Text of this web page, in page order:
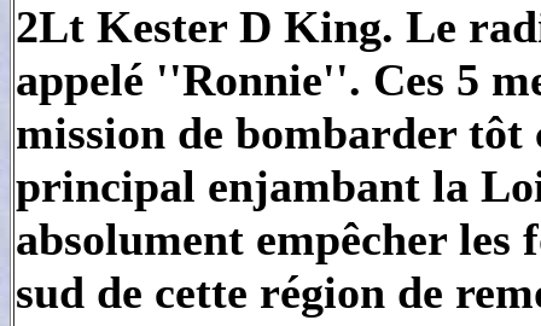
2Lt Kester D King. Le
appelé ''Ronnie''. Ces 5
mission de bombarder
principal enjambant la
absolument empêcher les
sud de cette région de